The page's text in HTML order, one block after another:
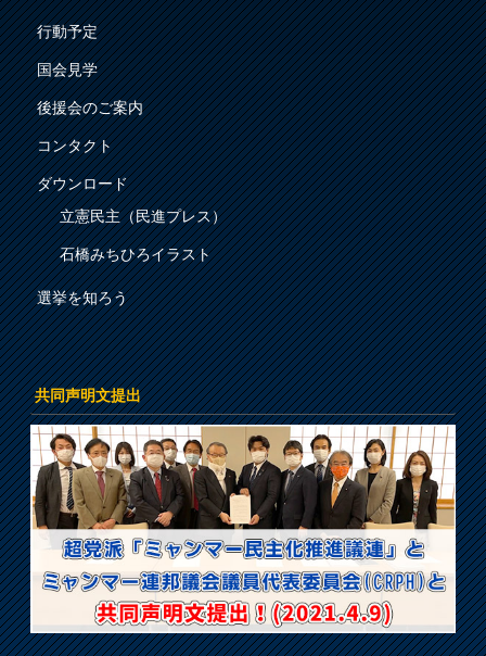
行動予定
国会見学
後援会のご案内
コンタクト
ダウンロード
立憲民主（民進プレス）
石橋みちひろイラスト
選挙を知ろう
共同声明文提出